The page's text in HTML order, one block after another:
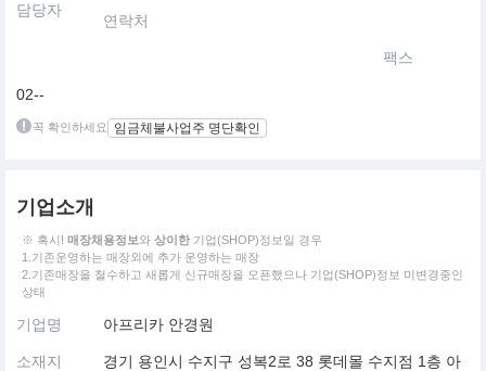
담당자
연락처
팩스
02--
꼭 확인하세요 임금체불사업주 명단확인
기업소개
※ 혹시! 매장채용정보와 상이한 기업(SHOP)정보일 경우
1.기존운영하는 매장외에 추가 운영하는 매장
2.기존매장을 철수하고 새롭게 신규매장을 오픈했으나 기업(SHOP)정보 미변경중인
상태
기업명 아프리카 안경원
소재지
경기 용인시 수지구 성복2로 38 롯데몰 수지점 1층 아